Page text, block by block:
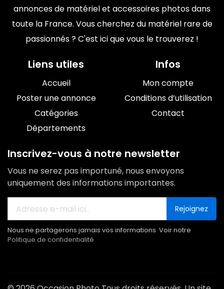
annonces de matériel et accessoires photos dans
toute la France. Vous cherchez du matériel rare de
passionnés ? C'est ici que vous le trouverez !
Liens utiles
Accueil
Poster une annonce
Catégories
Départements
Infos
Mon compte
Conditions d’utilisation
Contact
Inscrivez-vous à notre newsletter
Vous ne serez pas importuné, nous envoyons
uniquement des informations importantes.
Rejoignez
Nous ne partagerons jamais vos informations. Voir notre
Politique de confidentialité